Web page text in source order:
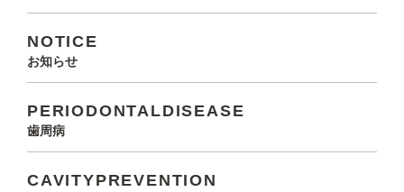
NOTICE
お知らせ
PERIODONTALDISEASE
歯周病
CAVITYPREVENTION